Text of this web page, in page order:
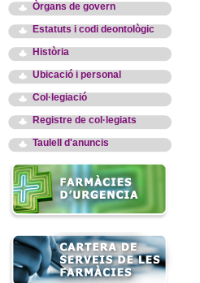
Òrgans de govern
Estatuts i codi deontològic
Història
Ubicació i personal
Col·legiació
Registre de col·legiats
Taulell d'anuncis